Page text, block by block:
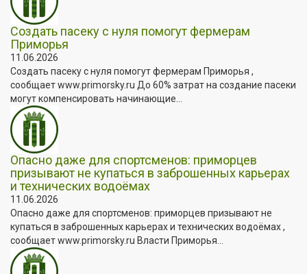
Создать пасеку с нуля помогут фермерам
Приморья
11.06.2026
Создать пасеку с нуля помогут фермерам Приморья ,
сообщает www.primorsky.ru До 60% затрат на создание пасеки
могут компенсировать начинающие...
Опасно даже для спортсменов: приморцев
призывают не купаться в заброшенных карьерах
и технических водоёмах
11.06.2026
Опасно даже для спортсменов: приморцев призывают не
купаться в заброшенных карьерах и технических водоёмах ,
сообщает www.primorsky.ru Власти Приморья...